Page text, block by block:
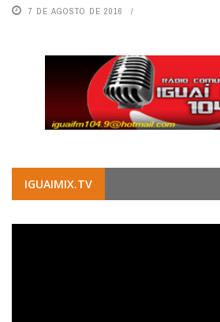
7 DE AGOSTO DE 2016
IGUAIMIX.TV